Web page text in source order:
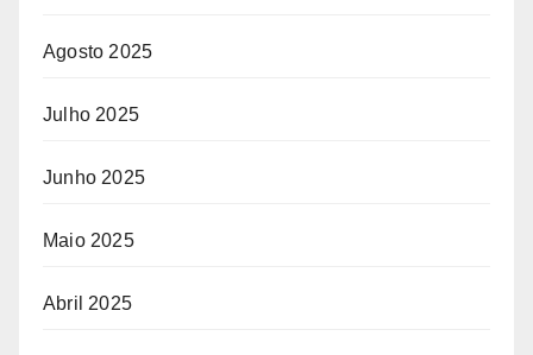
Agosto 2025
Julho 2025
Junho 2025
Maio 2025
Abril 2025